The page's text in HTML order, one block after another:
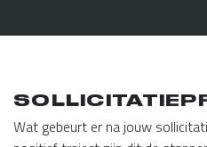
Wat gebeurt er na jouw